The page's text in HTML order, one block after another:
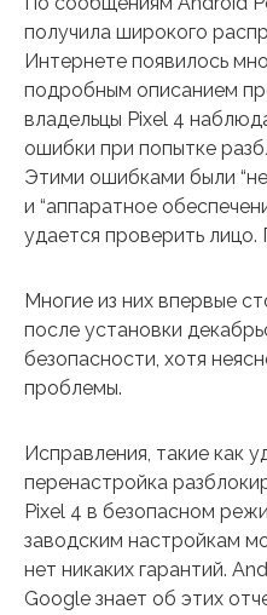
получила широкого
Интернете появилось
подробным описанием
владельцы Pixel 4
ошибки при попытке
Этими ошибками были
и “аппаратное
удается проверить лицо.
Многие из них впервые
после установки
безопасности, хотя
проблемы.
Исправления, такие как
перенастройка
Pixel 4 в безопасном
заводским настройкам
нет никаких гарантий.
Google знает об этих